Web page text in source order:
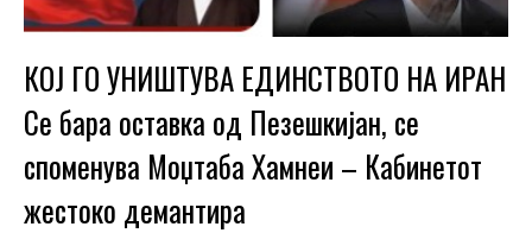
КОЈ ГО УНИШТУВА ЕДИНСТВОТО НА ИРАН
Се бара оставка од Пезешкијан, се
споменува Моџтаба Хамнеи – Кабинетот
жестоко демантира